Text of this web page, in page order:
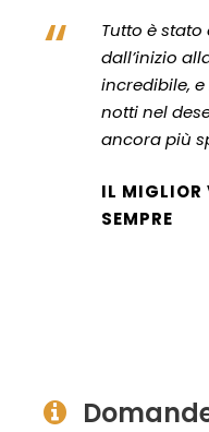
“
Tutto è
dall’inizio
incredibile,
notti nel
ancora più
IL MIGLIOR
SEMPRE